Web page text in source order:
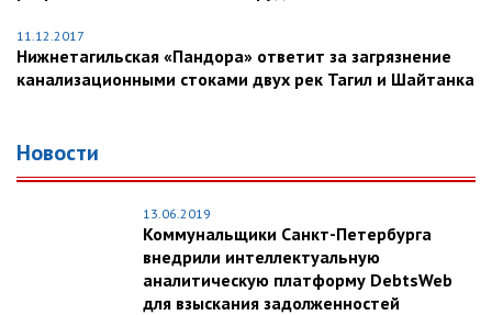
11.12.2017
Нижнетагильская «Пандора» ответит за загрязнение
канализационными стоками двух рек Тагил и Шайтанка
Новости
13.06.2019
Коммунальщики Санкт-Петербурга
внедрили интеллектуальную
аналитическую платформу DebtsWeb
для взыскания задолженностей